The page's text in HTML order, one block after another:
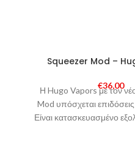
SOLDSqueezer Mod –
€36,00
Η Hugo Vapors με τον
Mod υπόσχεται
Είναι κατασκευασμένο